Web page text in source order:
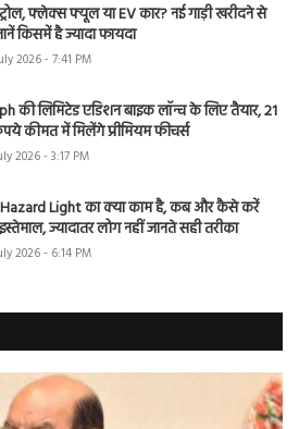
फ्लेक्स फ्यूल या EV कार? नई गाड़ी खरीदने से
किसमें है ज्यादा फायदा
2026 - 7:41 PM
की लिमिटेड एडिशन बाइक लॉन्च के लिए तैयार, 21
कीमत में मिलेंगे प्रीमियम फीचर्स
2026 - 3:17 PM
Hazard Light का क्या काम है, कब और कैसे करें
ज्यादातर लोग नहीं जानते सही तरीका
2026 - 6:14 PM